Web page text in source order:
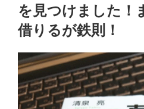
を見つけました！
借りるが鉄則！